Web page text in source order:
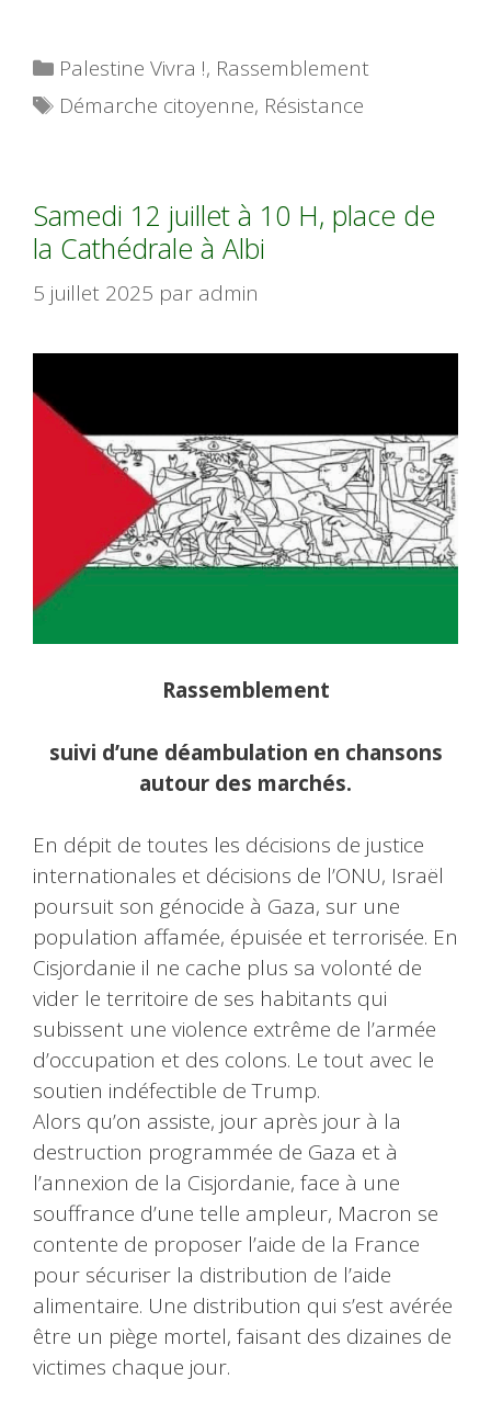
Catégories
Palestine Vivra !, Rassemblement
Étiquettes
Démarche citoyenne, Résistance
Samedi 12 juillet à 10 H, place de
la Cathédrale à Albi
5 juillet 2025 par admin
Rassemblement
suivi d’une déambulation en chansons
autour des marchés.
En dépit de toutes les décisions de justice
internationales et décisions de l’ONU, Israël
poursuit son génocide à Gaza, sur une
population affamée, épuisée et terrorisée. En
Cisjordanie il ne cache plus sa volonté de
vider le territoire de ses habitants qui
subissent une violence extrême de l’armée
d’occupation et des colons. Le tout avec le
soutien indéfectible de Trump.
Alors qu’on assiste, jour après jour à la
destruction programmée de Gaza et à
l’annexion de la Cisjordanie, face à une
souffrance d’une telle ampleur, Macron se
contente de proposer l’aide de la France
pour sécuriser la distribution de l’aide
alimentaire. Une distribution qui s’est avérée
être un piège mortel, faisant des dizaines de
victimes chaque jour.